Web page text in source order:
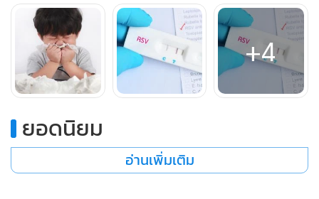
โรคปอด โรคหัวใจ ก็เป็นกลุ่มเสี่ยง แต่ในกรณีเด็กเล็กๆ ที่
ภูมิคุ้มกันยังต่ำ อาจทำให้มีอาการรุนแรง โดยเฉพาะเด็กเล็กที่
มีอายุประมาณ 3-5 ขวบ ซึ่งแสดงอาการต่างกันตามช่วงวัยของ
เด็กเล็ก ดังนี้
จะมีอาการดูดนมน้อยลง ซึมลง บางรายมีอาการหยุดหายใจ บาง
รายอาจมีอาการคล้ายการติดเชื้อในกระแสเลือดได้
+4
ยอดนิยม
อ่านเพิ่มเติม